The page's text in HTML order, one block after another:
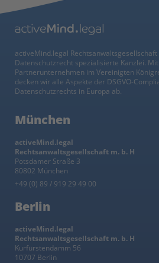
activeMind.legal
Datenschutzrecht spezialisierte Kanzlei.
Partnerunternehmen im Vereinigten
decken wir alle Aspekte der DSGVO-
Datenschutzrechts in Europa ab.
München
activeMind.legal
Rechtsanwaltsgesellschaft m. b. H
Potsdamer Straße 3
80802 München
+49 (0) 89 / 919 29 49 00
Berlin
activeMind.legal
Rechtsanwaltsgesellschaft m. b. H
Kurfürstendamm 56
10707 Berlin